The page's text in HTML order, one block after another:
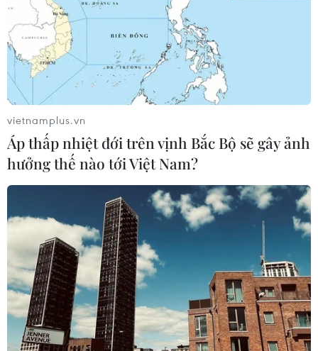
vietnamplus.vn
Áp thấp nhiệt đới trên vịnh Bắc Bộ sẽ gây ảnh
hưởng thế nào tới Việt Nam?